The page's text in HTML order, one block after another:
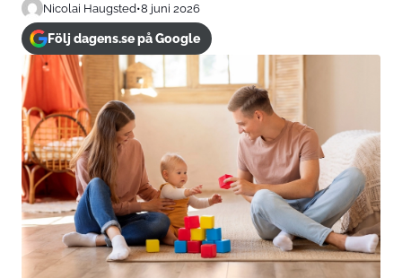
Nicolai Haugsted•8 juni 2026
Följ dagens.se på Google